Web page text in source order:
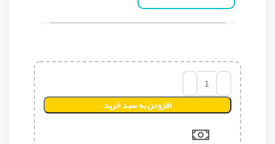
افزودن به سبد خرید